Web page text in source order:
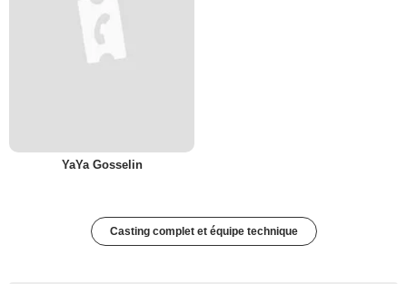
YaYa Gosselin
Casting complet et équipe technique